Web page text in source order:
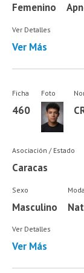
Femenino
Ver Detalles
Ver Más
Ficha
460
Foto
Asociación / Estado
Caracas
Sexo
Masculino
Ver Detalles
Ver Más